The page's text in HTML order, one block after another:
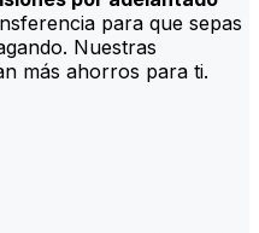
para que sepas
Nuestras
más ahorros para ti.